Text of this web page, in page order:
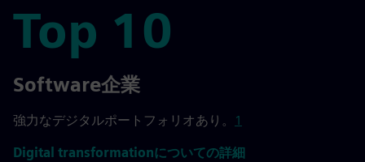
Top 10
Top 10
Software企業
強力なデジタルポートフォリオあり。 1
Digital transformationについての詳細